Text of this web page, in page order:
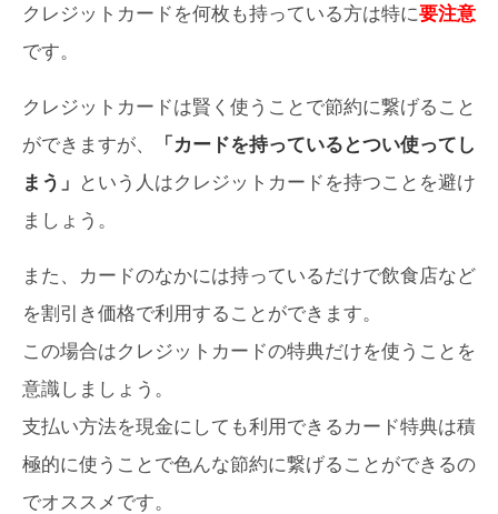
クレジットカードを何枚も持っている方は特に要注意
です。
クレジットカードは賢く使うことで節約に繋げること
ができますが、
「カードを持っているとつい使ってし
まう」 という人はクレジットカードを持つことを避け
ましょう。
また、カードのなかには持っているだけで飲食店など
を割引き価格で利用することができます。
この場合はクレジットカードの特典だけを使うことを
意識しましょう。
支払い方法を現金にしても利用できるカード特典は積
極的に使うことで色んな節約に繋げることができるの
でオススメです。